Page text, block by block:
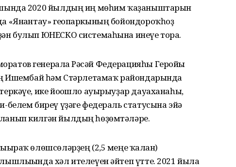
2020 йылдың иң мөһим ҡаҙаныштарын
«Янғантау» геопаркының бойондороҡһоҙ
булып ЮНЕСКО системаһына инеүе тора.
генералға Рәсәй Федерацияһы Геройы
Ишембай һәм Стәрлетамаҡ райондарында
ике йоғошло ауырыуҙар дауаханаһы,
белем биреү үҙәге федераль статусына эйә
килгән йылдың һөҙөмтәләре.
өлөшсөләрҙең (2,5 меңе ҡалған)
хәл ителеүен әйтеп үтте. 2021 йылға